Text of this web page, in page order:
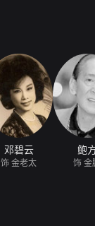
邓碧云
饰 金老太
鲍
饰 金